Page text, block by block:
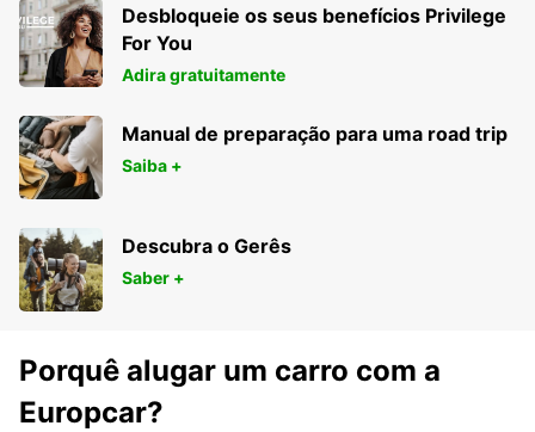
Desbloqueie os seus benefícios Privilege
For You
Adira gratuitamente
Manual de preparação para uma road trip
Saiba +
Descubra o Gerês
Saber +
Porquê alugar um carro com a
Europcar?